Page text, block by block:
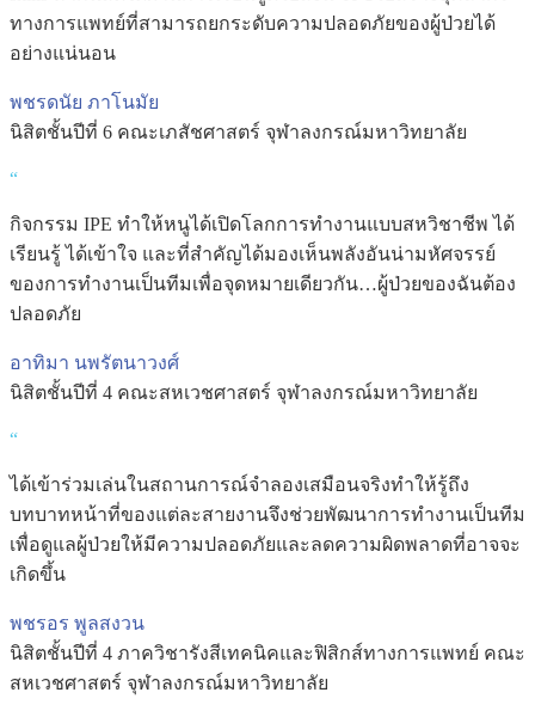
ทางการแพทย์ที่สามารถยกระดับความปลอดภัยของผู้ป่วยได้
อย่างแน่นอน
พชรดนัย ภาโนมัย
นิสิตชั้นปีที่ 6 คณะเภสัชศาสตร์ จุฬาลงกรณ์มหาวิทยาลัย
“
กิจกรรม IPE ทำให้หนูได้เปิดโลกการทำงานแบบสหวิชาชีพ ได้
เรียนรู้ ได้เข้าใจ และที่สำคัญได้มองเห็นพลังอันน่ามหัศจรรย์
ของการทำงานเป็นทีมเพื่อจุดหมายเดียวกัน…ผู้ป่วยของฉันต้อง
ปลอดภัย
อาทิมา นพรัตนาวงศ์
นิสิตชั้นปีที่ 4 คณะสหเวชศาสตร์ จุฬาลงกรณ์มหาวิทยาลัย
“
ได้เข้าร่วมเล่นในสถานการณ์จำลองเสมือนจริงทำให้รู้ถึง
บทบาทหน้าที่ของแต่ละสายงานจึงช่วยพัฒนาการทำงานเป็นทีม
เพื่อดูแลผู้ป่วยให้มีความปลอดภัยและลดความผิดพลาดที่อาจจะ
เกิดขึ้น
พชรอร พูลสงวน
นิสิตชั้นปีที่ 4 ภาควิชารังสีเทคนิคและฟิสิกส์ทางการแพทย์ คณะ
สหเวชศาสตร์ จุฬาลงกรณ์มหาวิทยาลัย